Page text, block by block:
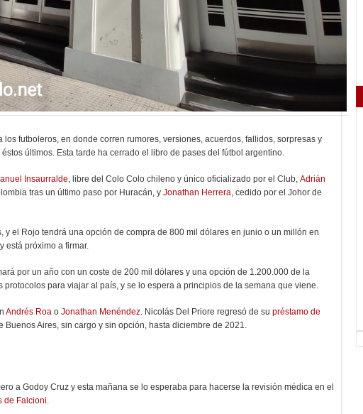
futboleros, en donde corren rumores, versiones, acuerdos, fallidos, sorpresas y
últimos. Esta tarde ha cerrado el libro de pases del fútbol argentino.
Insaurralde , libre del Colo Colo chileno y único oficializado por el Club, Adrián
tras un último paso por Huracán, y Jonathan Herrera , cedido por el Johor de
el Rojo tendrá una opción de compra de 800 mil dólares en junio o un millón en
está próximo a firmar.
por un año con un coste de 200 mil dólares y una opción de 1.200.000 de la
para viajar al país, y se lo espera a principios de la semana que viene.
Andrés Roa o Jonathan Menéndez . Nicolás Del Priore regresó de su préstamo de
Buenos Aires, sin cargo y sin opción, hasta diciembre de 2021.
a Godoy Cruz y esta mañana se lo esperaba para hacerse la revisión médica en el
de Falcioni